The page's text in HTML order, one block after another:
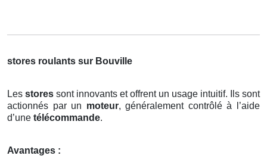
stores roulants sur Bouville
Les stores sont innovants et offrent un usage intuitif. Ils sont
actionnés par un moteur, généralement contrôlé à l’aide
d’une télécommande.
Avantages :